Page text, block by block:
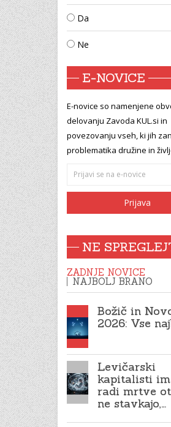
Da
Ne
E-NOVICE
E-novice so namenjene
delovanju Zavoda KUL.si in
povezovanju vseh, ki jih
problematika družine in
NE
ZADNJE NOVICE
NAJBOLJ BRANO
Božič in
2026: Vse
Levičarski
kapitalisti
radi mrtve
ne stavkajo,…